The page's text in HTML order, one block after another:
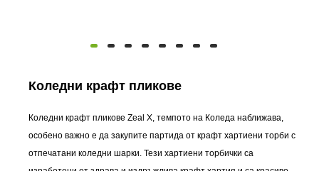
Коледни крафт пликове
Коледни крафт пликове Zeal X, темпото на Коледа наближава,
особено важно е да закупите партида от крафт хартиени торби с
отпечатани коледни шарки. Тези хартиени торбички са